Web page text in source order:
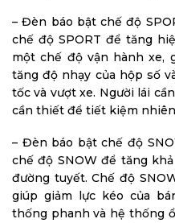
– Đèn báo bật chế độ
chế độ SPORT để tăng
một chế độ vận hành xe,
tăng độ nhạy của hộp số
tốc và vượt xe. Người lái
cần thiết để tiết kiệm
– Đèn báo bật chế độ
chế độ SNOW để tăng
đường tuyết. Chế độ
giúp giảm lực kéo của
thống phanh và hệ thống